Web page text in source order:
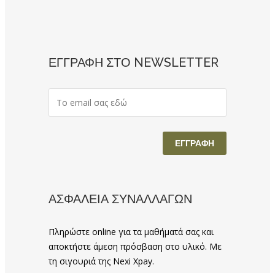
ΕΓΓΡΑΦΗ ΣΤΟ NEWSLETTER
ΑΣΦΑΛΕΙΑ ΣΥΝΑΛΛΑΓΩΝ
Πληρώστε online για τα μαθήματά σας και
αποκτήστε άμεση πρόσβαση στο υλικό. Με
τη σιγουριά της Nexi Xpay.